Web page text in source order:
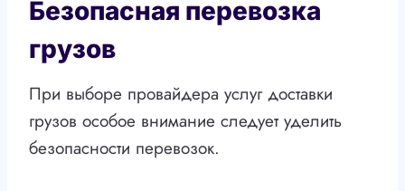
Безопасная перевозка
грузов
При выборе провайдера услуг доставки
грузов особое внимание следует уделить
безопасности перевозок.